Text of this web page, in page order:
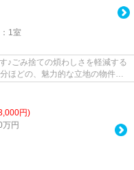
1室
♪ごみ捨ての煩わしさを軽減する
ほどの、魅力的な立地の物件で
円)
万円